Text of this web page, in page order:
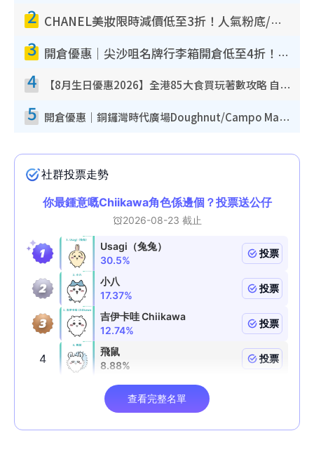
2 CHANEL美妝限時減價低至3折！人氣粉底/唇膏/精華液低至$275！COCO香水都有平
3 開倉優惠｜尖沙咀名牌行李箱開倉低至4折！一連5日 American Tourister/ace./Hallmark $200起！
4 【8月生日優惠2026】全港85大食買玩著數攻略 自助餐/火鍋放題同行免費＋誠品/DONKI送現金券
5 開倉優惠｜銅鑼灣時代廣場Doughnut/Campo Marzio開倉低至1折！背囊、書包、手袋劈價$200起